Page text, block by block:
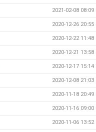
2021-02-08 08:09
2020-12-26 20:55
2020-12-22 11:48
2020-12-21 13:58
2020-12-17 15:14
2020-12-08 21:03
2020-11-18 20:49
2020-11-16 09:00
2020-11-06 13:52